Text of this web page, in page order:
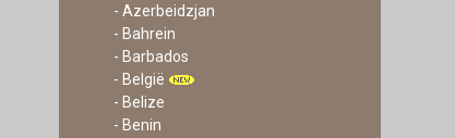
- Azerbeidzjan
- Bahrein
- Barbados
- België
- Belize
- Benin